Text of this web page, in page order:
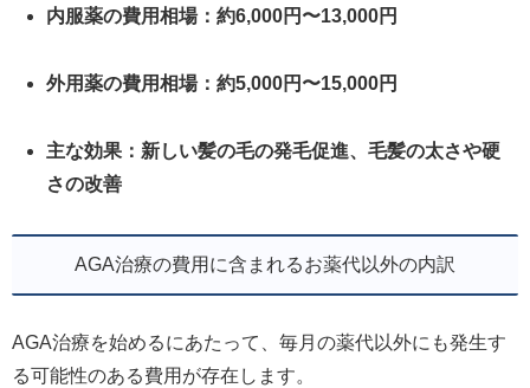
内服薬の費用相場：約6,000円〜13,000円
外用薬の費用相場：約5,000円〜15,000円
主な効果：新しい髪の毛の発毛促進、毛髪の太さや硬
さの改善
AGA治療の費用に含まれるお薬代以外の内訳
AGA治療を始めるにあたって、毎月の薬代以外にも発生す
る可能性のある費用が存在します。